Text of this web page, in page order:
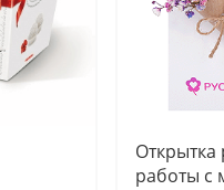
Открытка
работы с